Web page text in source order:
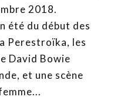
2018.
été du début des
Perestroïka, les
David Bowie
et une scène